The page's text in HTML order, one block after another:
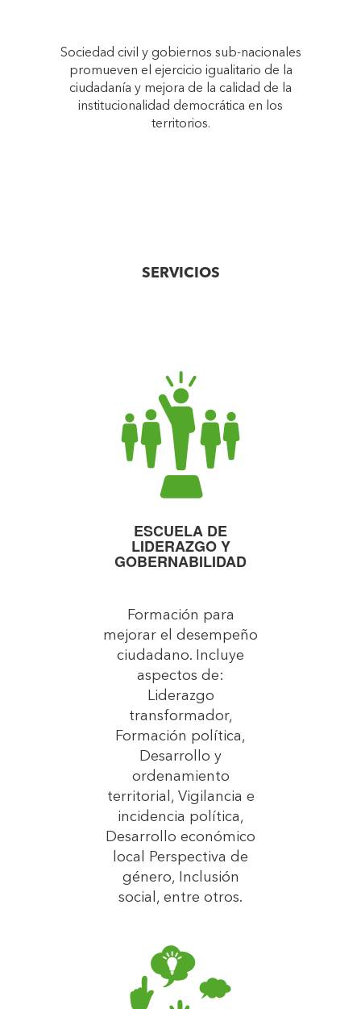
Sociedad civil y gobiernos sub-nacionales
promueven el ejercicio igualitario de la
ciudadanía y mejora de la calidad de la
institucionalidad democrática en los
territorios.
SERVICIOS
ESCUELA DE
LIDERAZGO Y
GOBERNABILIDAD
Formación para
mejorar el desempeño
ciudadano. Incluye
aspectos de:
Liderazgo
transformador,
Formación política,
Desarrollo y
ordenamiento
territorial, Vigilancia e
incidencia política,
Desarrollo económico
local Perspectiva de
género, Inclusión
social, entre otros.